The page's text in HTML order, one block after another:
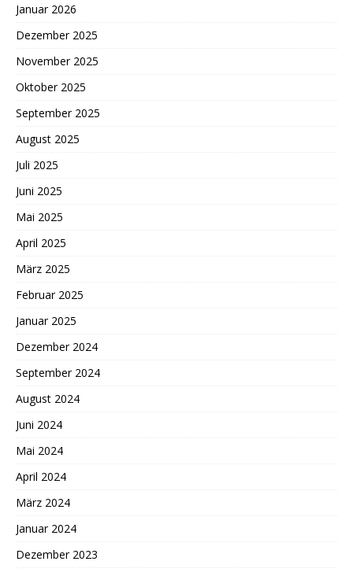
Januar 2026
Dezember 2025
November 2025
Oktober 2025
September 2025
August 2025
Juli 2025
Juni 2025
Mai 2025
April 2025
März 2025
Februar 2025
Januar 2025
Dezember 2024
September 2024
August 2024
Juni 2024
Mai 2024
April 2024
März 2024
Januar 2024
Dezember 2023